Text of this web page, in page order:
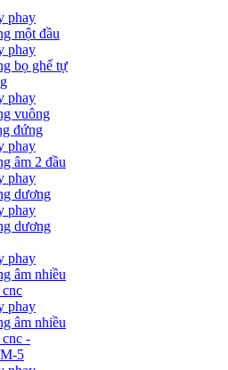
phay
một đầu
phay
bọ ghế tự
phay
vuông
đứng
phay
âm 2 đầu
phay
dương
phay
dương
phay
âm nhiều
cnc
phay
âm nhiều
cnc -
5